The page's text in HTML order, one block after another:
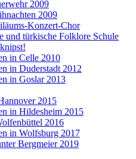
2009
2009
Konzert-Chor
und türkische Folklore Schule
in Celle 2010
in Duderstadt 2012
in Goslar 2013
2015
in Hildesheim 2015
2016
in Wolfsburg 2017
Bergmeier 2019